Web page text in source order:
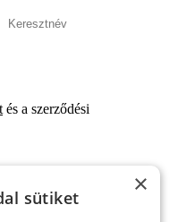
és a szerződési
×
sütiket